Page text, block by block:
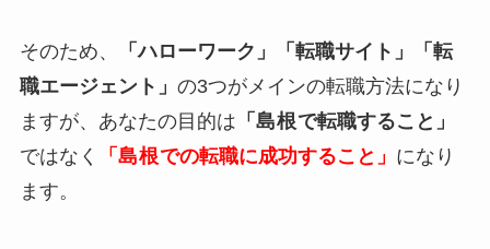
そのため、
「ハローワーク」「転職サイト」「転
職エージェント」 の3つがメインの転職方法になり
ますが、あなたの目的は 「 島根で転職すること」
ではなく
「 島根での転職に成功すること」 になり
ます。